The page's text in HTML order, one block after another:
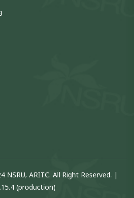
NSRU, ARITC. All Right Reserved. |
(production)